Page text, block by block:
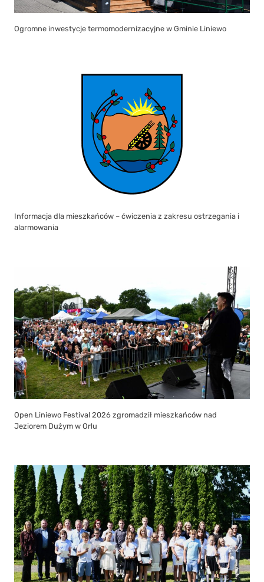
Ogromne inwestycje termomodernizacyjne w Gminie Liniewo
Informacja dla mieszkańców – ćwiczenia z zakresu ostrzegania i
alarmowania
Open Liniewo Festival 2026 zgromadził mieszkańców nad
Jeziorem Dużym w Orlu